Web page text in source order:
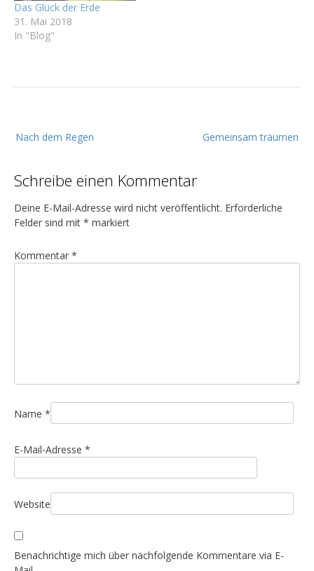
Das Glück der Erde
31. Mai 2018
In "Blog"
e
t
r
a
s
a
i
o
n
Gemeinsam träumen
Nach dem Regen
Schreibe einen Kommentar
Deine E-Mail-Adresse wird nicht veröffentlicht. Erforderliche
Felder sind mit * markiert
Kommentar *
Name *
E-Mail-Adresse *
Website
Benachrichtige mich über nachfolgende Kommentare via E-